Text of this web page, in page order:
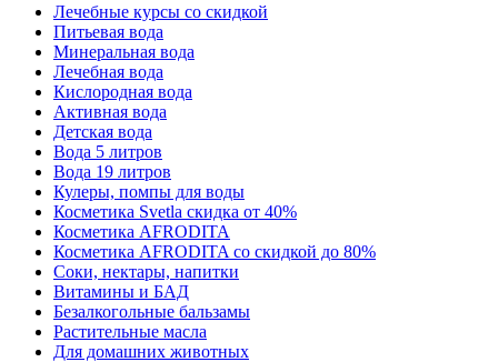
Лечебные курсы со скидкой
Питьевая вода
Минеральная вода
Лечебная вода
Кислородная вода
Активная вода
Детская вода
Вода 5 литров
Вода 19 литров
Кулеры, помпы для воды
Косметика Svetla скидка от 40%
Косметика AFRODITA
Косметика AFRODITA со скидкой до 80%
Соки, нектары, напитки
Витамины и БАД
Безалкогольные бальзамы
Растительные масла
Для домашних животных